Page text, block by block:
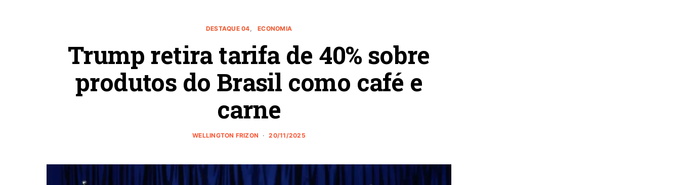
DESTAQUE 04 ECONOMIA
Trump retira tarifa de 40% sobre
produtos do Brasil como café e
carne
WELLINGTON FRIZON 20/11/2025